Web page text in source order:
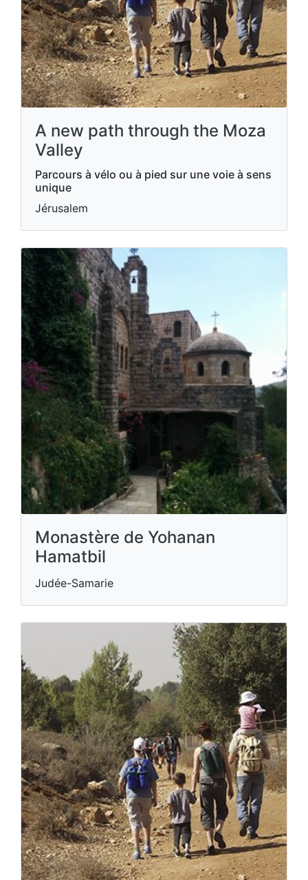
A new path through the Moza
Valley
Parcours à vélo ou à pied sur une voie à sens
unique
Jérusalem
Monastère de Yohanan
Hamatbil
Judée-Samarie